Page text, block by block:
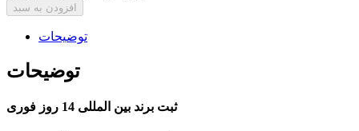
افزودن به سبد
توضیحات
توضیحات
ثبت برند بین المللی 14 روز فوری